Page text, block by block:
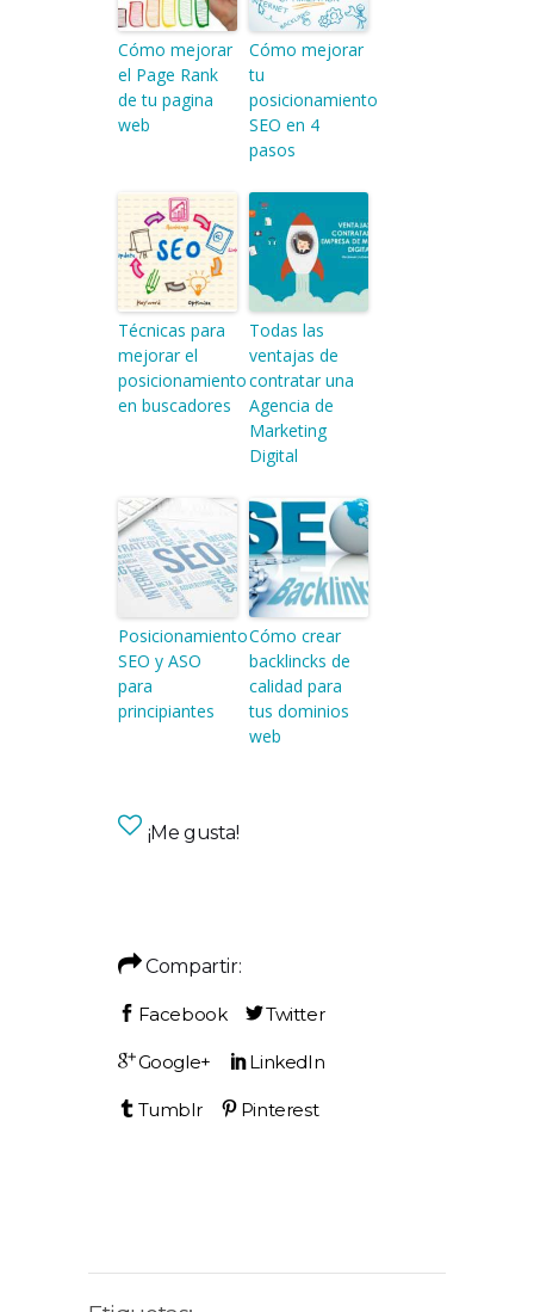
Cómo mejorar
el Page Rank
de tu pagina
web
Cómo mejorar
tu
posicionamiento
SEO en 4
pasos
Técnicas para
mejorar el
posicionamiento
en buscadores
Todas las
ventajas de
contratar una
Agencia de
Marketing
Digital
Posicionamiento
SEO y ASO
para
principiantes
Cómo crear
backlincks de
calidad para
tus dominios
web
¡Me gusta!
Compartir: